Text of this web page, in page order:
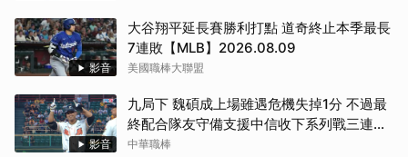
影音
大谷翔平延長賽勝利打點 道奇終止本季最長
7連敗【MLB】2026.08.09
美國職棒大聯盟
影音
九局下 魏碩成上場雖遇危機失掉1分 不過最
終配合隊友守備支援中信收下系列戰三連勝
（08/09 中信 VS 台鋼）
中華職棒